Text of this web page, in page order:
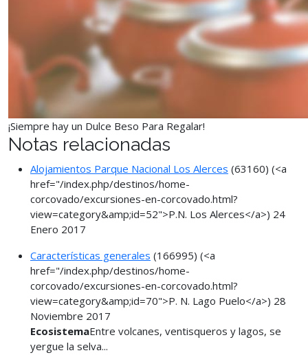
¡Siempre hay un Dulce Beso Para Regalar!
Notas relacionadas
Alojamientos Parque Nacional Los Alerces (63160) (<a
href="/index.php/destinos/home-
corcovado/excursiones-en-corcovado.html?
view=category&amp;id=52">P.N. Los Alerces</a>) 24
Enero 2017
Características generales (166995) (<a
href="/index.php/destinos/home-
corcovado/excursiones-en-corcovado.html?
view=category&amp;id=70">P. N. Lago Puelo</a>) 28
Noviembre 2017
EcosistemaEntre volcanes, ventisqueros y lagos, se
yergue la selva...